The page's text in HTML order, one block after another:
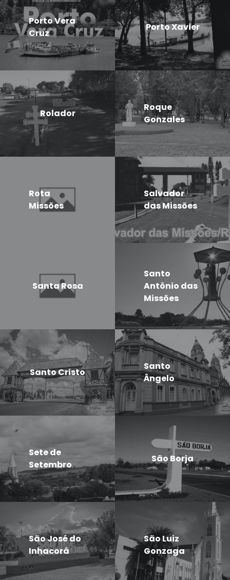
Porto Vera
Cruz
Porto Xavier
Rolador
Roque
Gonzales
Rota
Missões
Salvador
das Missões
Santa Rosa
Santo
Antônio das
Missões
Santo Cristo
Santo
Ângelo
Sete de
Setembro
São Borja
São José do
Inhacorá
São Luiz
Gonzaga